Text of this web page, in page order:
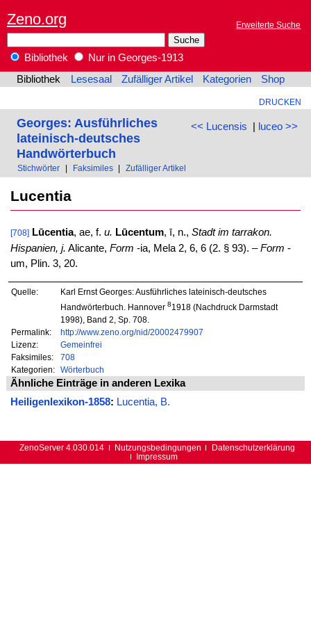
Zeno.org Erweiterte Suche
Bibliothek
Nur in Georges-1913
Bibliothek
Lesesaal Zufälliger Artikel Kategorien Shop
DRUCKEN
<< Lucensis | luceo >>
Georges: Ausführliches
lateinisch-deutsches
Handwörterbuch
Stichwörter Faksimiles Zufälliger Artikel
Lucentia
[708] Lūcentia, ae, f. u. Lūcentum, ī, n., Stadt im tarrakon.
Hispanien, j. Alicante, Form -ia, Mela 2, 6, 6 (2. § 93). –Form -
um, Plin. 3, 20.
Quelle:
Karl Ernst Georges: Ausführliches lateinisch-deutsches
Handwörterbuch. Hannover 81918 (Nachdruck Darmstadt
1998), Band 2, Sp. 708.
Permalink:
http://www.zeno.org/nid/20002479907
Lizenz:
Gemeinfrei
Faksimiles:
708
Kategorien:
Wörterbuch
Ähnliche Einträge in anderen Lexika
Heiligenlexikon-1858: Lucentia, B.
ZenoServer 4.030.014 Nutzungsbedingungen
Datenschutzerklärung
Impressum